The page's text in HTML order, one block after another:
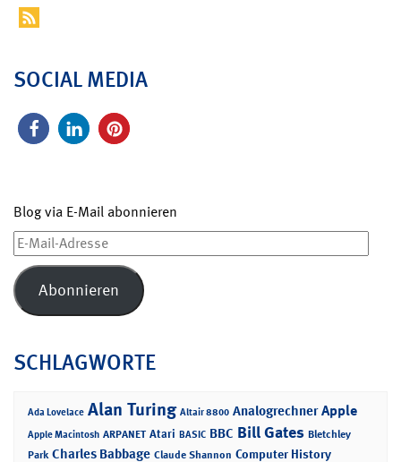
SOCIAL MEDIA
Blog via E-Mail abonnieren
E-
Mail-
Adresse
Abonnieren
SCHLAGWORTE
Ada Lovelace Alan Turing Altair 8800 Analogrechner Apple
Apple Macintosh ARPANET Atari BASIC BBC Bill Gates Bletchley
Park Charles Babbage Claude Shannon Computer History